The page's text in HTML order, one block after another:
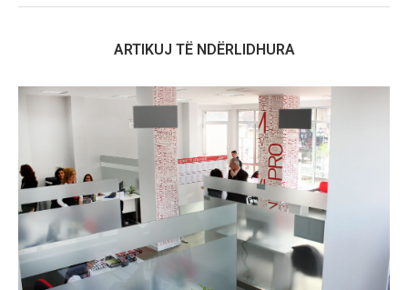
ARTIKUJ TË NDËRLIDHURA